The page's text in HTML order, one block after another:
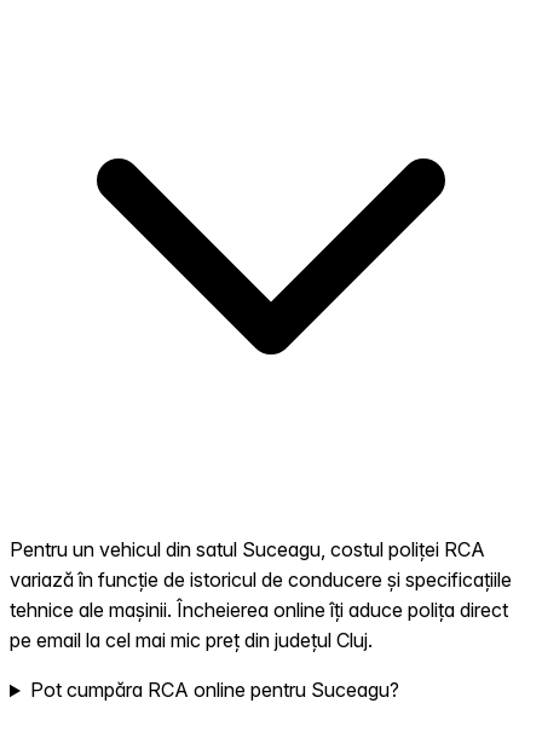
Pentru un vehicul din satul Suceagu, costul poliței RCA
variază în funcție de istoricul de conducere și specificațiile
tehnice ale mașinii. Încheierea online îți aduce polița direct
pe email la cel mai mic preț din județul Cluj.
Pot cumpăra RCA online pentru Suceagu?